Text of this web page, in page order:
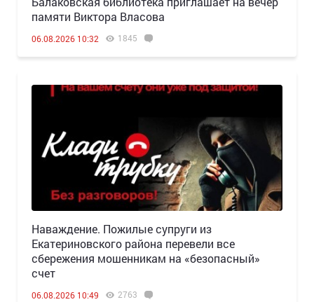
памяти Виктора Власова
06.08.2026 10:32 1845
Наваждение. Пожилые супруги из
Екатериновского района перевели все
сбережения мошенникам на «безопасный»
счет
06.08.2026 10:49 2763